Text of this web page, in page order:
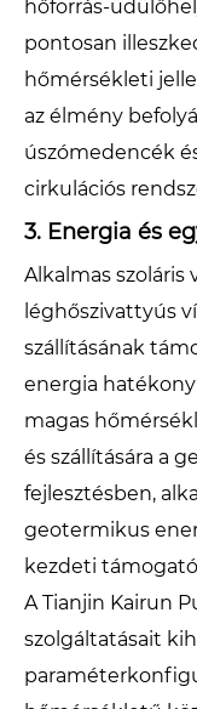
hőforrás-
pontosan
hőmérsékleti
az élmény
úszómedencék
cirkulációs
3. Energia és
Alkalmas
léghőszivattyús
szállításának
energia
magas
és szállítására a
fejlesztésben,
geotermikus
kezdeti
A Tianjin Kairun
szolgáltatásait